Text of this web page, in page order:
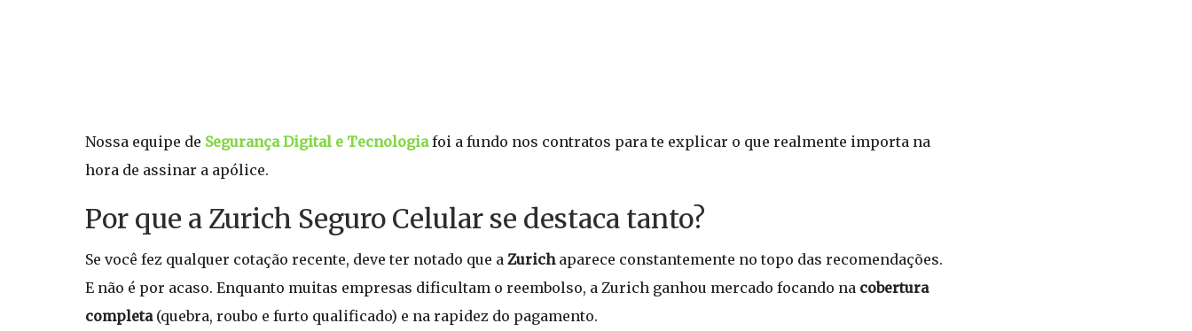
Nossa equipe de Segurança Digital e Tecnologiafoi a fundo nos contratos para te explicar o que realmente importa na
hora de assinar a apólice.
Por que a Zurich Seguro Celular se destaca tanto?
Se você fez qualquer cotação recente, deve ter notado que a Zurichaparece constantemente no topo das recomendações.
E não é por acaso. Enquanto muitas empresas dificultam o reembolso, a Zurich ganhou mercado focando na cobertura
completa(quebra, roubo e furto qualificado) e na rapidez do pagamento.